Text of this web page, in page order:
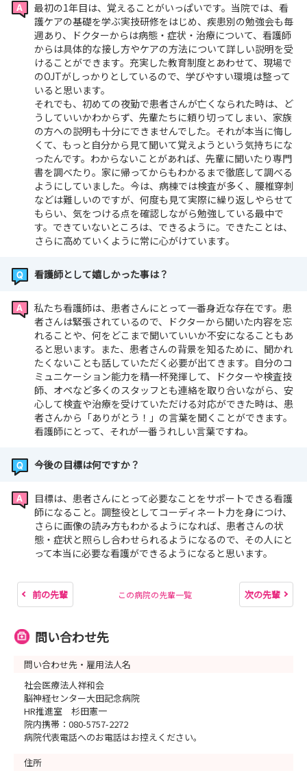
最初の1年目は、覚えることがいっぱいです。当院では、看
護ケアの基礎を学ぶ実技研修をはじめ、疾患別の勉強会も毎
週あり、ドクターからは病態・症状・治療について、看護師
からは具体的な接し方やケアの方法について詳しい説明を受
けることができます。充実した教育制度とあわせて、現場で
のOJTがしっかりとしているので、学びやすい環境は整って
いると思います。
それでも、初めての夜勤で患者さんが亡くなられた時は、ど
うしていいかわからず、先輩たちに頼り切ってしまい、家族
の方への説明も十分にできませんでした。それが本当に悔し
くて、もっと自分から見て聞いて覚えようという気持ちにな
ったんです。わからないことがあれば、先輩に聞いたり専門
書を調べたり。家に帰ってからもわかるまで徹底して調べる
ようにしていました。今は、病棟では検査が多く、腰椎穿刺
などは難しいのですが、何度も見て実際に繰り返しやらせて
もらい、気をつける点を確認しながら勉強している最中で
す。できていないところは、できるように。できたことは、
さらに高めていくように常に心がけています。
看護師として嬉しかった事は？
私たち看護師は、患者さんにとって一番身近な存在です。患
者さんは緊張されているので、ドクターから聞いた内容を忘
れることや、何をどこまで聞いていいか不安になることもあ
ると思います。また、患者さんの背景を知るために、聞かれ
たくないことも話していただく必要が出てきます。自分のコ
ミュニケーション能力を精一杯発揮して、ドクターや検査技
師、オペなど多くのスタッフとも連絡を取り合いながら、安
心して検査や治療を受けていただける対応ができた時は、患
者さんから「ありがとう！」の言葉を聞くことができます。
看護師にとって、それが一番うれしい言葉ですね。
今後の目標は何ですか？
目標は、患者さんにとって必要なことをサポートできる看護
師になること。調整役としてコーディネート力を身につけ、
さらに画像の読み方もわかるようになれば、患者さんの状
態・症状と照らし合わせられるようになるので、その人にと
って本当に必要な看護ができるようになると思います。
前の先輩 この病院の先輩一覧 次の先輩
問い合わせ先
問い合わせ先・雇用法人名
社会医療法人祥和会
脳神経センター大田記念病院
HR推進室 杉田憲一
院内携帯：080-5757-2272
病院代表電話へのお電話はお控えください。
住所